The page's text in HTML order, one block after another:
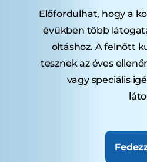
Előfordulhat, hogy a
évükben több
oltáshoz. A felnőtt
tesznek az éves
vagy speciális